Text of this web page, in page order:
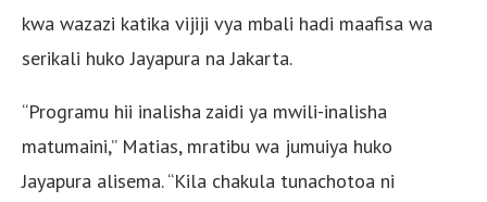
kwa wazazi katika vijiji vya mbali hadi maafisa wa
serikali huko Jayapura na Jakarta.
“Programu hii inalisha zaidi ya mwili-inalisha
matumaini,” Matias, mratibu wa jumuiya huko
Jayapura alisema. “Kila chakula tunachotoa ni